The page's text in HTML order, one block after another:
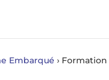
Embarqué › Formation